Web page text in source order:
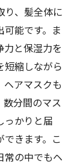
り、髪全体に
能です。ま
力と保湿力を
短縮しながら
ヘアマスクも
数分間のマス
っかりと届
きます。こ
常の中でもヘ